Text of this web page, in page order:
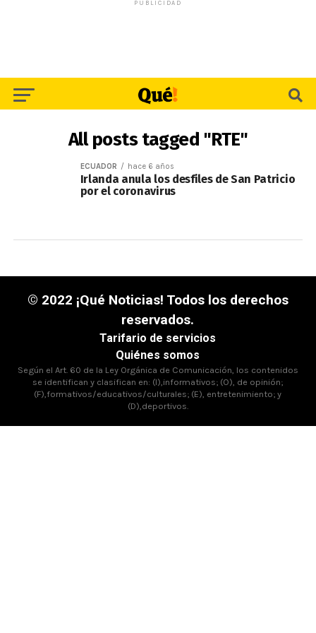
PUBLICIDAD
All posts tagged "RTE"
ECUADOR hace 6 años
Irlanda anula los desfiles de San Patricio
por el coronavirus
© 2022 ¡Qué Noticias! Todos los derechos
reservados.
Tarifario de servicios
Quiénes somos
Según el Art. 60 de la Ley Orgánica de Comunicación, los contenidos
se identifican y clasifican en: (I),informativos; (O), de opinión;
(F),formativos/educativos/culturales; (E), entretenimiento; y
(D),deportivos.